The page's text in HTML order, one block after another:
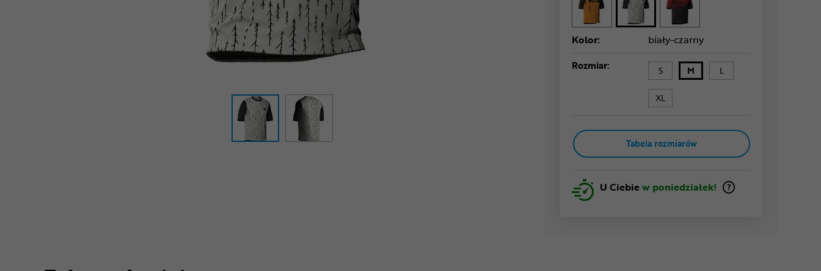
Kolor: biały-czarny
Rozmiar: S M L
XL
Tabela rozmiarów
U Ciebiew poniedziałek!